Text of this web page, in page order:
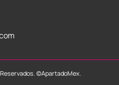
©ApartadoMex.